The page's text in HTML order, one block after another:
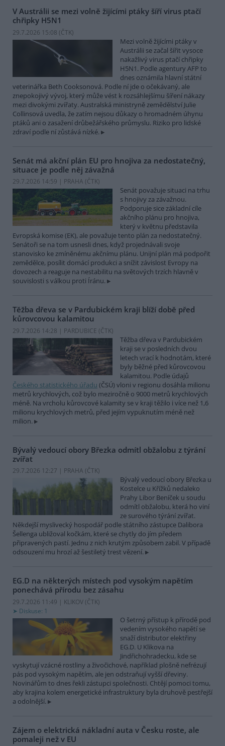
V Austrálii se mezi volně žijícími ptáky šíří virus ptačí
chřipky H5N1
29.7.2026 15:08 (ČTK)
Mezi volně žijícími ptáky v
Austrálii se začal šířit vysoce
nakažlivý virus ptačí chřipky
H5N1. Podle agentury AFP to
dnes oznámila hlavní státní
veterinářka Beth Cooksonová. Podle ní jde o očekávaný, ale
znepokojivý vývoj, který může vést k rozsáhlejšímu šíření nákazy
mezi divokými zvířaty. Australská ministryně zemědělství Julie
Collinsová uvedla, že zatím nejsou důkazy o hromadném úhynu
ptáků ani o zasažení drůbežářského průmyslu. Riziko pro lidské
zdraví podle ní zůstává nízké.
Senát má akční plán EU pro hnojiva za nedostatečný,
situace je podle něj závažná
29.7.2026 14:59 | PRAHA (ČTK)
Senát považuje situaci na trhu
s hnojivy za závažnou.
Podporuje sice základní cíle
akčního plánu pro hnojiva,
který v květnu představila
Evropská komise (EK), ale považuje tento plán za nedostatečný.
Senátoři se na tom usnesli dnes, když projednávali svoje
stanovisko ke zmíněnému akčnímu plánu. Unijní plán má podpořit
zemědělce, posílit domácí produkci a snížit závislost Evropy na
dovozech a reaguje na nestabilitu na světových trzích hlavně v
souvislosti s válkou proti Íránu.
Těžba dřeva se v Pardubickém kraji blíží době před
kůrovcovou kalamitou
29.7.2026 14:28 | PARDUBICE (ČTK)
Těžba dřeva v Pardubickém
kraji se v posledních dvou
letech vrací k hodnotám, které
byly běžné před kůrovcovou
kalamitou. Podle údajů
Českého statistického úřadu (ČSÚ) vloni v regionu dosáhla milionu
metrů krychlových, což bylo meziročně o 9000 metrů krychlových
méně. Na vrcholu kůrovcové kalamity se v kraji těžilo i více než 1,6
milionu krychlových metrů, před jejím vypuknutím méně než
milion.
Bývalý vedoucí obory Březka odmítl obžalobu z týrání
zvířat
29.7.2026 12:27 | PRAHA (ČTK)
Bývalý vedoucí obory Březka u
Kostelce u Křížků nedaleko
Prahy Libor Beníček u soudu
odmítl obžalobu, která ho viní
ze surového týrání zvířat.
Někdejší myslivecký hospodář podle státního zástupce Dalibora
Šellenga ubližoval kočkám, které se chytly do jím předem
připravených pastí. Jednu z nich krutým způsobem zabil. V případě
odsouzení mu hrozí až šestiletý trest vězení.
EG.D na některých místech pod vysokým napětím
ponechává přírodu bez zásahu
29.7.2026 11:49 | KLIKOV (ČTK)
Diskuse: 1
O šetrný přístup k přírodě pod
vedením vysokého napětí se
snaží distributor elektřiny
EG.D. U Klikova na
Jindřichohradecku, kde se
vyskytují vzácné rostliny a živočichové, například plošně nefrézují
pás pod vysokým napětím, ale jen odstraňují vyšší dřeviny.
Novinářům to dnes řekli zástupci společnosti. Chtějí pomoci tomu,
aby krajina kolem energetické infrastruktury byla druhově pestřejší
a odolnější.
Zájem o elektrická nákladní auta v Česku roste, ale
pomaleji než v EU